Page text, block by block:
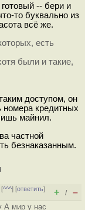
-- бери и
то буквально из
всё же.
есть
были и такие,
доступом, он
номера кредитных
майнил.
частной
безнаказанным.
[^^^] [ответить]
+ / –
А мир у нас